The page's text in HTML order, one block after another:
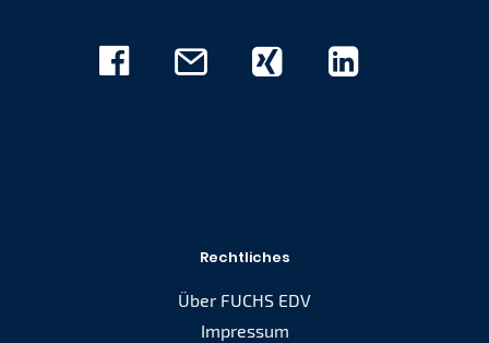
Rechtliches
Über FUCHS EDV
Impressum